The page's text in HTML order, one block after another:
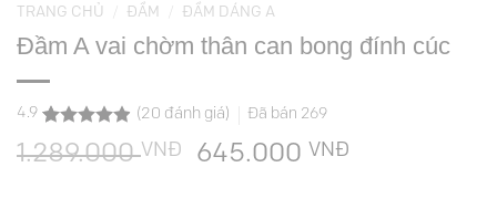
TRANG CHỦ ĐẦM ĐẦM DÁNG A
Đầm A vai chờm thân can bong đính cúc
4.9
4.9 trên 5
dựa trên
20
(20 đánh giá) Đã bán 269
1.289.000VNĐ
Giá
645.000 VNĐ